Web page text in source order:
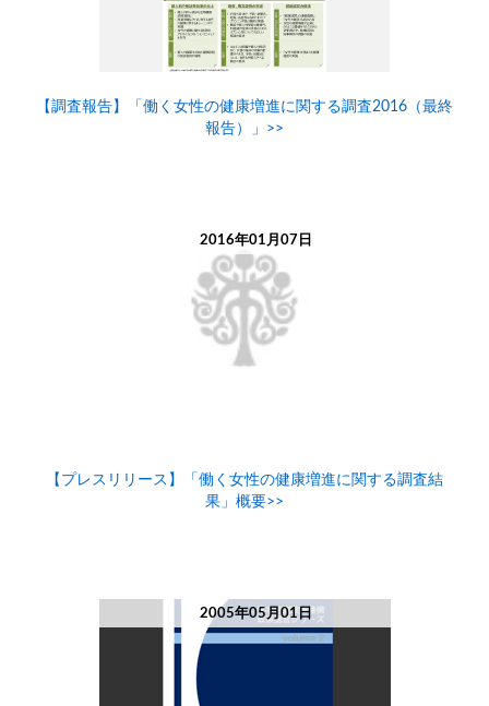
【調査報告】「働く女性の健康増進に関する調査2016（最終
報告）」>>
2016年01月07日
【プレスリリース】「働く女性の健康増進に関する調査結
果」概要>>
2005年05月01日